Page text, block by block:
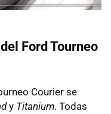
Ford Tourneo
Courier se
y Titanium. Todas